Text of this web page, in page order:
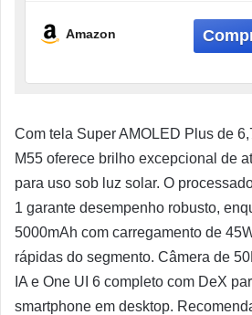
Amazon
Com tela Super AMOLED Plus de
M55 oferece brilho excepcional de
para uso sob luz solar. O
1 garante desempenho robusto,
5000mAh com carregamento de
rápidas do segmento. Câmera de
IA e One UI 6 completo com DeX
smartphone em desktop.